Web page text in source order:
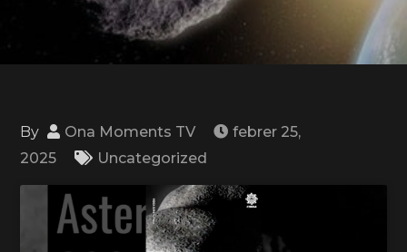
By Ona Moments TV
febrer 25,
2025
Uncategorized